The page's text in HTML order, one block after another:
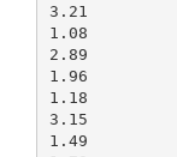
3.21
1.08
2.89
1.96
1.18
3.15
1.49